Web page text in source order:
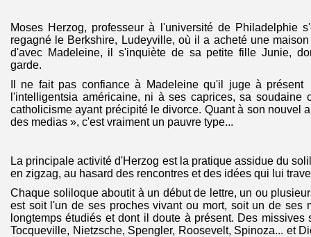
Moses Herzog, professeur à l'université de Philadelphie
regagné le Berkshire, Ludeyville, où il a acheté une
d'avec Madeleine, il s'inquiète de sa petite fille Junie,
garde.
Il ne fait pas confiance à Madeleine qu'il juge à
l'intelligentsia américaine, ni à ses caprices, sa soudaine
catholicisme ayant précipité le divorce. Quant à son nouvel
des medias », c'est vraiment un pauvre type...
La principale activité d'Herzog est la pratique assidue du
en zigzag, au hasard des rencontres et des idées qui lui
Chaque soliloque aboutit à un début de lettre, un ou
est soit l'un de ses proches vivant ou mort, soit un de ses
longtemps étudiés et dont il doute à présent. Des missives
Tocqueville, Nietzsche, Spengler, Roosevelt, Spinoza... et